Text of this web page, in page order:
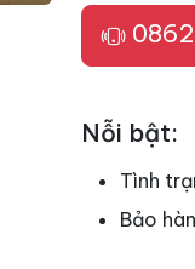
Nỗi bật:
Tình
Bảo